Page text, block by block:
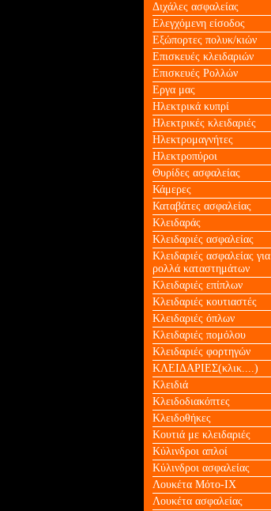
Διχάλες ασφαλείας
Ελεγχόμενη είσοδος
Εξώπορτες πολυκ/κιών
Επισκευές κλειδαριών
Επισκευές Ρολλών
Εργα μας
Ηλεκτρικά κυπρί
Ηλεκτρικές κλειδαριές
Ηλεκτρομαγνήτες
Ηλεκτροπύροι
Θυρίδες ασφαλείας
Κάμερες
Καταβάτες ασφαλείας
Κλειδαράς
Κλειδαριές ασφαλείας
Κλειδαριές ασφαλείας για
ρολλά καταστημάτων
Κλειδαριές επίπλων
Κλειδαριές κουτιαστές
Κλειδαριές όπλων
Κλειδαριές πομόλου
Κλειδαριές φορτηγών
ΚΛΕΙΔΑΡΙΕΣ(κλικ....)
Κλειδιά
Κλειδοδιακόπτες
Κλειδοθήκες
Κουτιά με κλειδαριές
Κύλινδροι απλοί
Κύλινδροι ασφαλείας
Λουκέτα Mότο-ΙΧ
Λουκέτα ασφαλείας